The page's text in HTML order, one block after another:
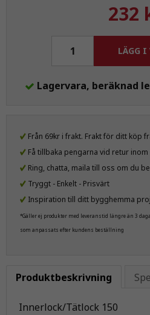
232
LÄGG I
Lagervara, beräknad
Från 69kr i frakt. Frakt för ditt köp
Få tillbaka pengarna vid retur
Ring, chatta, maila till oss om du
Tryggt - Enkelt - Prisvärt
Inspiration till ditt bygghemma
*Gäller ej produkter med leveranstid längre än 3
som anpassats efter kundens beställning
Produktbeskrivning
Innerlock/Tätlock 150